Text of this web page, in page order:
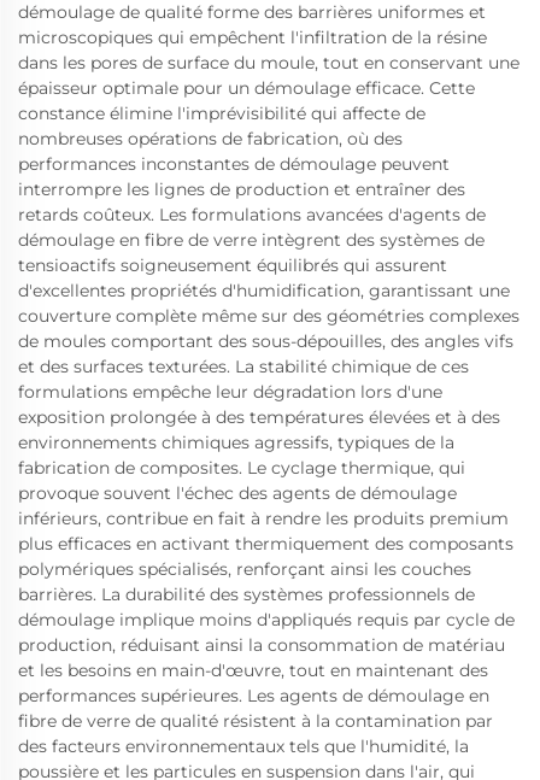
démoulage de qualité forme des barrières uniformes et
microscopiques qui empêchent l'infiltration de la résine
dans les pores de surface du moule, tout en conservant une
épaisseur optimale pour un démoulage efficace. Cette
constance élimine l'imprévisibilité qui affecte de
nombreuses opérations de fabrication, où des
performances inconstantes de démoulage peuvent
interrompre les lignes de production et entraîner des
retards coûteux. Les formulations avancées d'agents de
démoulage en fibre de verre intègrent des systèmes de
tensioactifs soigneusement équilibrés qui assurent
d'excellentes propriétés d'humidification, garantissant une
couverture complète même sur des géométries complexes
de moules comportant des sous-dépouilles, des angles vifs
et des surfaces texturées. La stabilité chimique de ces
formulations empêche leur dégradation lors d'une
exposition prolongée à des températures élevées et à des
environnements chimiques agressifs, typiques de la
fabrication de composites. Le cyclage thermique, qui
provoque souvent l'échec des agents de démoulage
inférieurs, contribue en fait à rendre les produits premium
plus efficaces en activant thermiquement des composants
polymériques spécialisés, renforçant ainsi les couches
barrières. La durabilité des systèmes professionnels de
démoulage implique moins d'appliqués requis par cycle de
production, réduisant ainsi la consommation de matériau
et les besoins en main-d'œuvre, tout en maintenant des
performances supérieures. Les agents de démoulage en
fibre de verre de qualité résistent à la contamination par
des facteurs environnementaux tels que l'humidité, la
poussière et les particules en suspension dans l'air, qui